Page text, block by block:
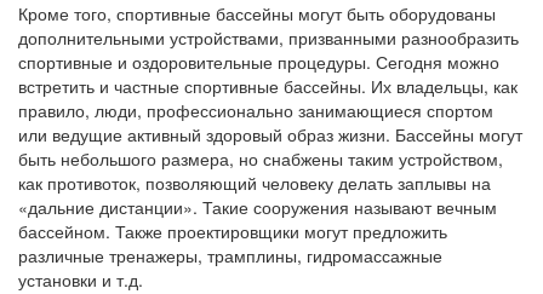
Кроме того, спортивные бассейны могут быть оборудованы
дополнительными устройствами, призванными разнообразить
спортивные и оздоровительные процедуры. Сегодня можно
встретить и частные спортивные бассейны. Их владельцы, как
правило, люди, профессионально занимающиеся спортом
или ведущие активный здоровый образ жизни. Бассейны могут
быть небольшого размера, но снабжены таким устройством,
как противоток, позволяющий человеку делать заплывы на
«дальние дистанции». Такие сооружения называют вечным
бассейном. Также проектировщики могут предложить
различные тренажеры, трамплины, гидромассажные
установки и т.д.